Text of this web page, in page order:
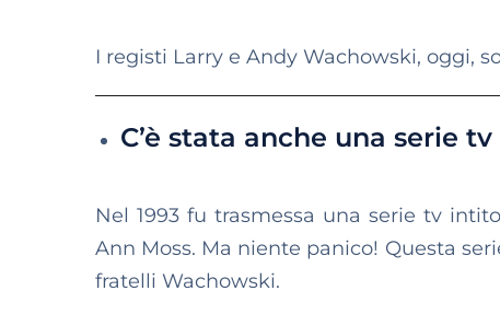
I registi Larry e Andy Wachowski, oggi,
C’è stata anche una serie tv
Nel 1993 fu trasmessa una serie tv
Ann Moss. Ma niente panico! Questa
fratelli Wachowski.